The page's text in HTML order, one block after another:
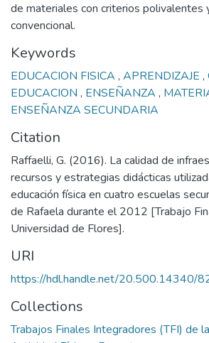
de materiales con criterios polivalentes
convencional.
Keywords
EDUCACION FISICA , APRENDIZAJE ,
EDUCACION , ENSEÑANZA ,
ENSEÑANZA SECUNDARIA
Citation
Raffaelli, G. (2016). La calidad de
recursos y estrategias didácticas
educación física en cuatro escuelas
de Rafaela durante el 2012 [Trabajo
Universidad de Flores].
URI
https://hdl.handle.net/20.500.14340/
Collections
Trabajos Finales Integradores (TFI) de